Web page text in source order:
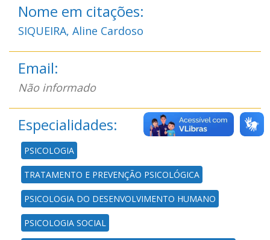
Nome em citações:
SIQUEIRA, Aline Cardoso
Email:
Não informado
Especialidades:
PSICOLOGIA
TRATAMENTO E PREVENÇÃO PSICOLÓGICA
PSICOLOGIA DO DESENVOLVIMENTO HUMANO
PSICOLOGIA SOCIAL